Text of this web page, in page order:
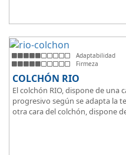
Adaptabilidad
Firmeza
COLCHÓN RIO
El colchón RIO, dispone de una
progresivo según se adapta la
otra cara del colchón, dispone
100% que brinda una